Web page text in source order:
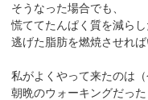
そうなった場合でも、
慌ててたんぱく質を減らし
逃げた脂肪を燃焼させれば
私がよくやって来たのは
朝晩のウォーキングだった